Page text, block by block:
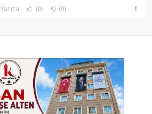
Yanıtla (0) (0)